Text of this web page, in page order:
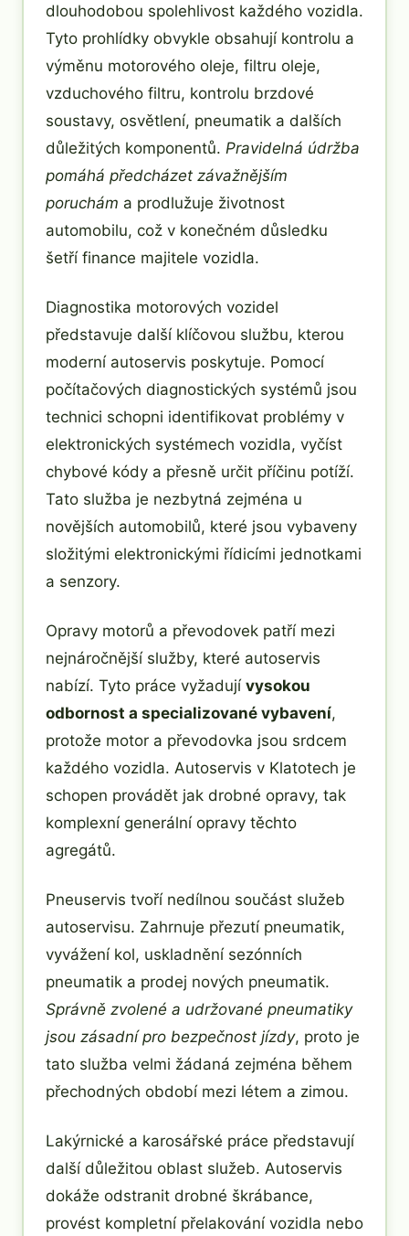
dlouhodobou spolehlivost každého vozidla.
Tyto prohlídky obvykle obsahují kontrolu a
výměnu motorového oleje, filtru oleje,
vzduchového filtru, kontrolu brzdové
soustavy, osvětlení, pneumatik a dalších
důležitých komponentů. Pravidelná údržba
pomáhá předcházet závažnějším
poruchám a prodlužuje životnost
automobilu, což v konečném důsledku
šetří finance majitele vozidla.
Diagnostika motorových vozidel
představuje další klíčovou službu, kterou
moderní autoservis poskytuje. Pomocí
počítačových diagnostických systémů jsou
technici schopni identifikovat problémy v
elektronických systémech vozidla, vyčíst
chybové kódy a přesně určit příčinu potíží.
Tato služba je nezbytná zejména u
novějších automobilů, které jsou vybaveny
složitými elektronickými řídicími jednotkami
a senzory.
Opravy motorů a převodovek patří mezi
nejnáročnější služby, které autoservis
nabízí. Tyto práce vyžadují vysokou
odbornost a specializované vybavení,
protože motor a převodovka jsou srdcem
každého vozidla. Autoservis v Klatotech je
schopen provádět jak drobné opravy, tak
komplexní generální opravy těchto
agregátů.
Pneuservis tvoří nedílnou součást služeb
autoservisu. Zahrnuje přezutí pneumatik,
vyvážení kol, uskladnění sezónních
pneumatik a prodej nových pneumatik.
Správně zvolené a udržované pneumatiky
jsou zásadní pro bezpečnost jízdy, proto je
tato služba velmi žádaná zejména během
přechodných období mezi létem a zimou.
Lakýrnické a karosářské práce představují
další důležitou oblast služeb. Autoservis
dokáže odstranit drobné škrábance,
provést kompletní přelakování vozidla nebo